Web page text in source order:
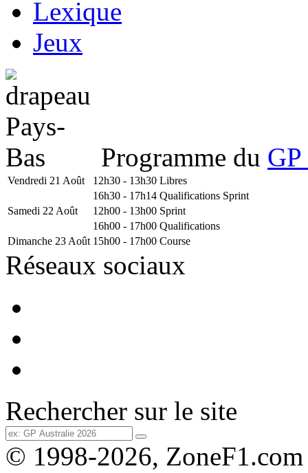
Lexique
Jeux
Programme du
Vendredi 21 Août 12h30 - 13h30 Libres
16h30 - 17h14 Qualifications Sprint
Samedi 22 Août
12h00 - 13h00 Sprint
16h00 - 17h00 Qualifications
Dimanche 23 Août 15h00 - 17h00 Course
Réseaux sociaux
Rechercher sur le site
© 1998-2026, ZoneF1.com